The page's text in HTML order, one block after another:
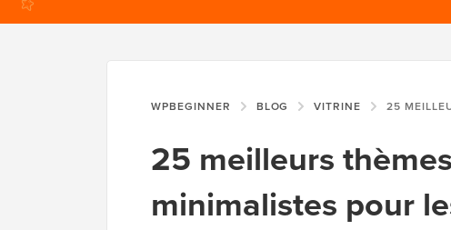
WPBEGINNER BLOG VITRINE 25 MEILLEURS THÈMES
25 meilleurs
minimalistes pour